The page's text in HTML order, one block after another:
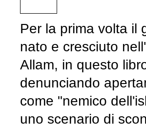
Per la prima volta il
nato e cresciuto
Allam, in questo
denunciando
come "nemico
uno scenario di